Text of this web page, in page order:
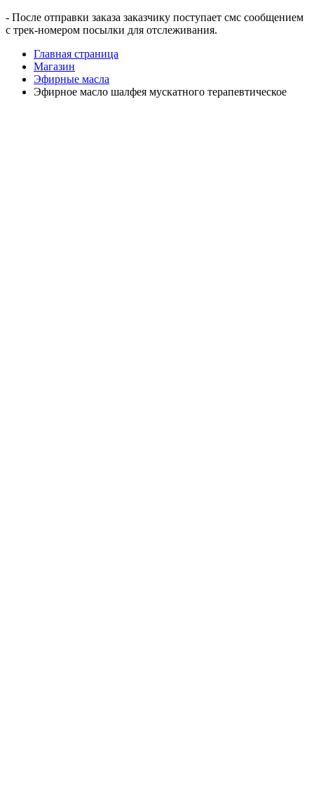
- После отправки заказа заказчику поступает смс сообщением
с трек-номером посылки для отслеживания.
Главная страница
Магазин
Эфирные масла
Эфирное масло шалфея мускатного терапевтическое